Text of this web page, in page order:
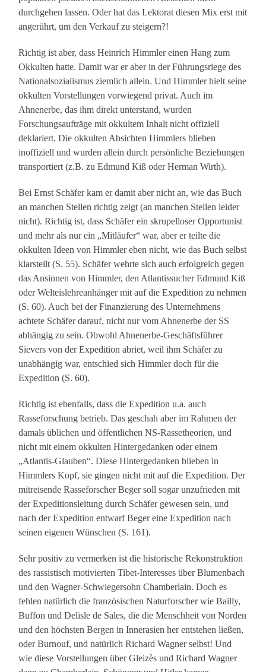
durchgehen lassen. Oder hat das Lektorat diesen Mix erst mit
angerührt, um den Verkauf zu steigern?!
Richtig ist aber, dass Heinrich Himmler einen Hang zum
Okkulten hatte. Damit war er aber in der Führungsriege des
Nationalsozialismus ziemlich allein. Und Himmler hielt seine
okkulten Vorstellungen vorwiegend privat. Auch im
Ahnenerbe, das ihm direkt unterstand, wurden
Forschungsaufträge mit okkultem Inhalt nicht offiziell
deklariert. Die okkulten Absichten Himmlers blieben
inoffiziell und wurden allein durch persönliche Beziehungen
transportiert (z.B. zu Edmund Kiß oder Herman Wirth).
Bei Ernst Schäfer kam er damit aber nicht an, wie das Buch
an manchen Stellen richtig zeigt (an manchen Stellen leider
nicht). Richtig ist, dass Schäfer ein skrupelloser Opportunist
und mehr als nur ein „Mitläufer“ war, aber er teilte die
okkulten Ideen von Himmler eben nicht, wie das Buch selbst
klarstellt (S. 55). Schäfer wehrte sich auch erfolgreich gegen
das Ansinnen von Himmler, den Atlantissucher Edmund Kiß
oder Welteislehreanhänger mit auf die Expedition zu nehmen
(S. 60). Auch bei der Finanzierung des Unternehmens
achtete Schäfer darauf, nicht nur vom Ahnenerbe der SS
abhängig zu sein. Obwohl Ahnenerbe-Geschäftsführer
Sievers von der Expedition abriet, weil ihm Schäfer zu
unabhängig war, entschied sich Himmler doch für die
Expedition (S. 60).
Richtig ist ebenfalls, dass die Expedition u.a. auch
Rasseforschung betrieb. Das geschah aber im Rahmen der
damals üblichen und öffentlichen NS-Rassetheorien, und
nicht mit einem okkulten Hintergedanken oder einem
„Atlantis-Glauben“. Diese Hintergedanken blieben in
Himmlers Kopf, sie gingen nicht mit auf die Expedition. Der
mitreisende Rasseforscher Beger soll sogar unzufrieden mit
der Expeditionsleitung durch Schäfer gewesen sein, und
nach der Expedition entwarf Beger eine Expedition nach
seinen eigenen Wünschen (S. 161).
Sehr positiv zu vermerken ist die historische Rekonstruktion
des rassistisch motivierten Tibet-Interesses über Blumenbach
und den Wagner-Schwiegersohn Chamberlain. Doch es
fehlen natürlich die französischen Naturforscher wie Bailly,
Buffon und Delisle de Sales, die die Menschheit von Norden
und den höchsten Bergen in Innerasien her entstehen ließen,
oder Burnouf, und natürlich Richard Wagner selbst! Und
wie diese Vorstellungen über Gleizès und Richard Wagner